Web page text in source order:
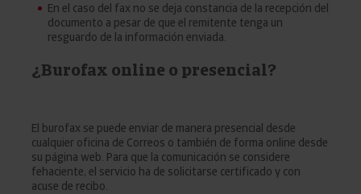
En el caso del fax no se deja constancia de la recepción del
documento a pesar de que el remitente tenga un
resguardo de la información enviada.
¿Burofax online o presencial?
El burofax se puede enviar de manera presencial desde
cualquier oficina de Correos o también de forma online desde
su página web. Para que la comunicación se considere
fehaciente, el servicio ha de solicitarse certificado y con
acuse de recibo.